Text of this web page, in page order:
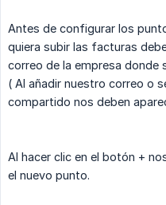
Antes de configurar los
quiera subir las facturas
correo de la empresa donde
( Al añadir nuestro correo o
compartido nos deben
Al hacer clic en el botón +
el nuevo punto.